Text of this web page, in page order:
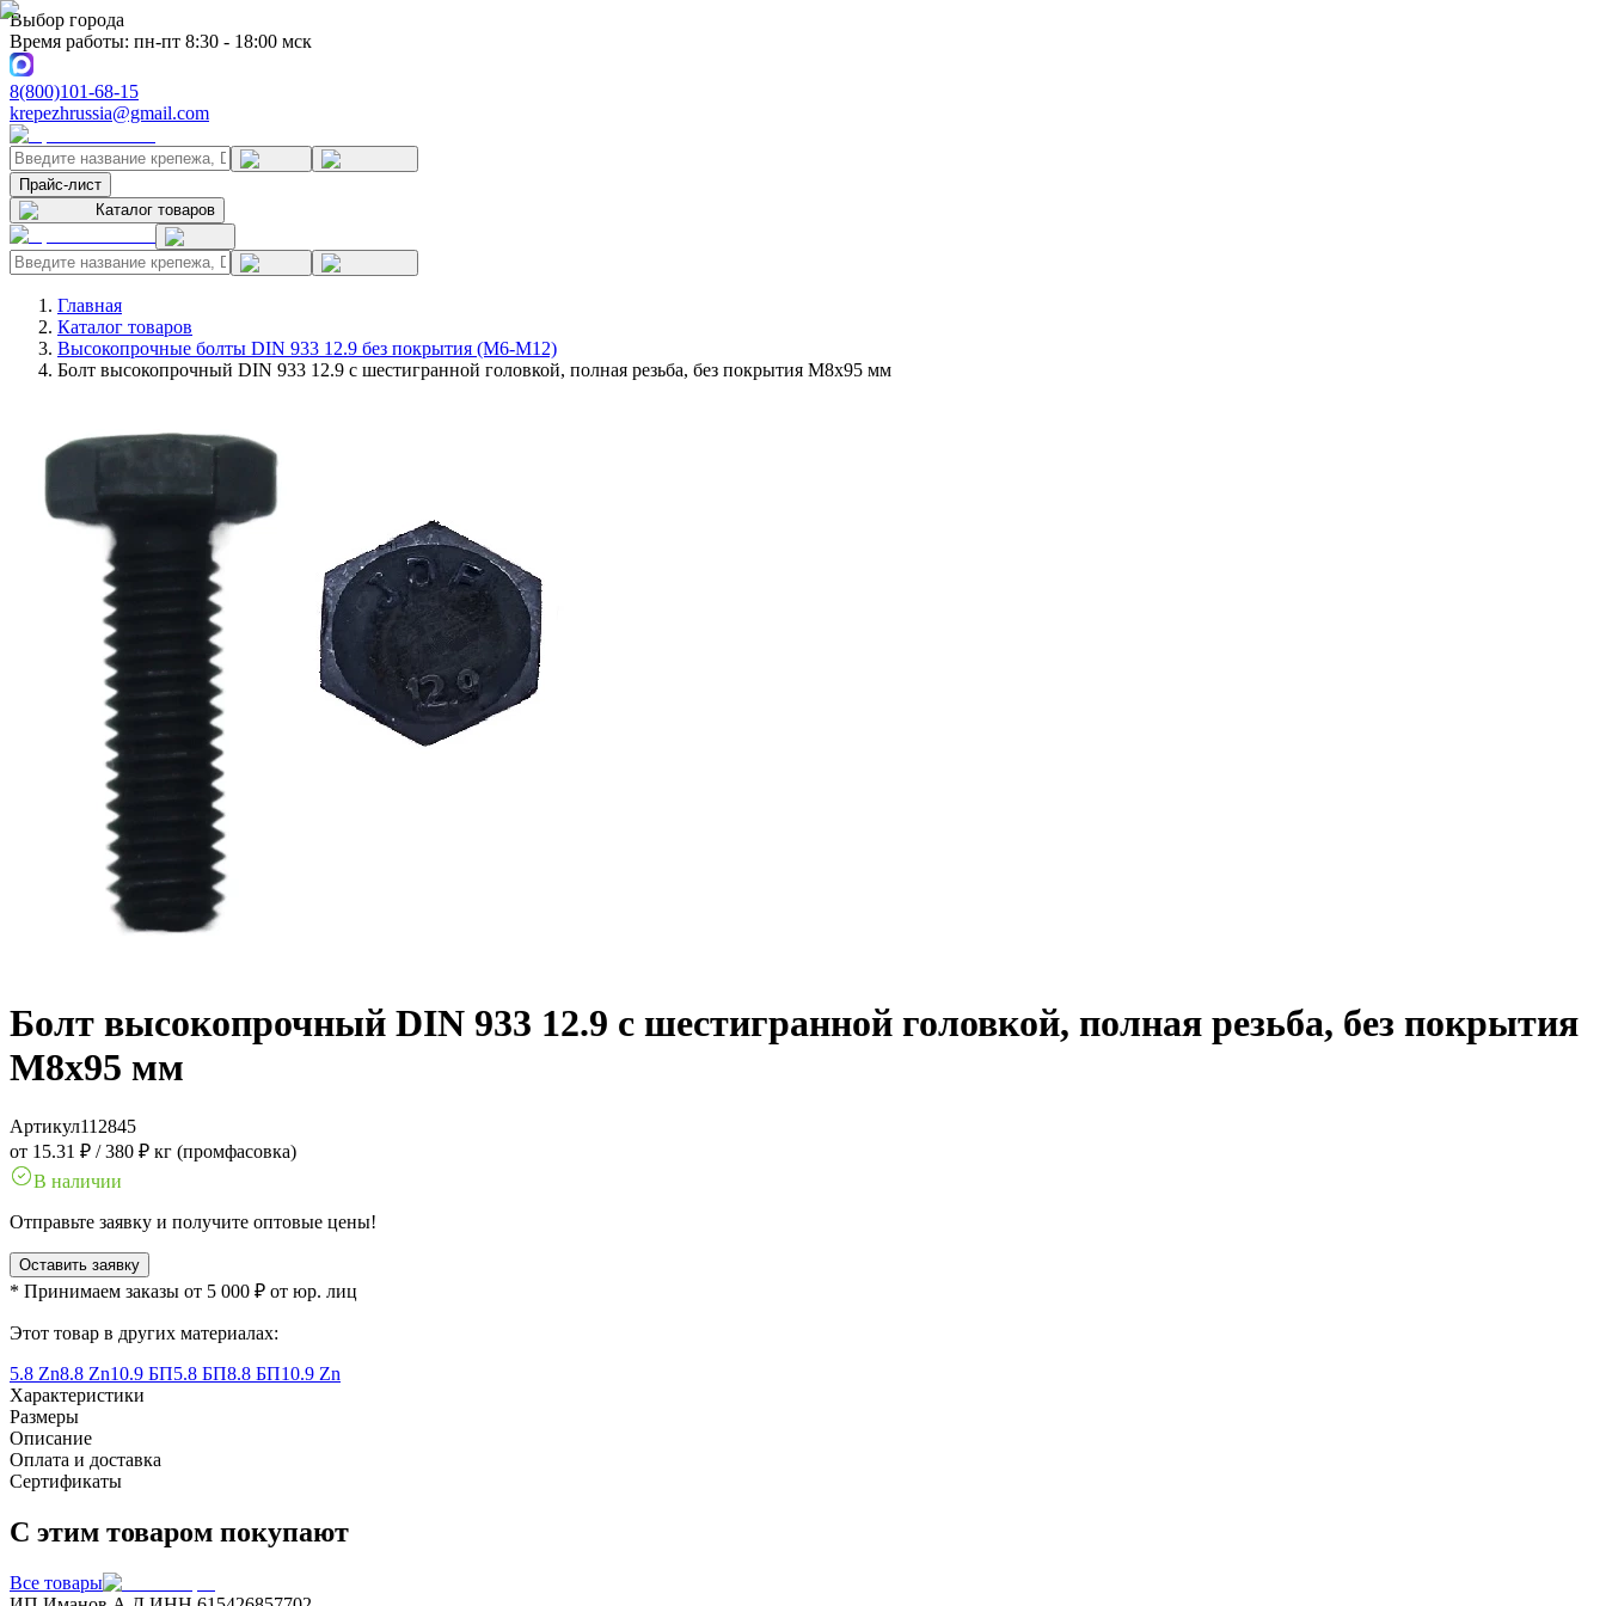
Выбор города
Время работы: пн-пт 8:30 - 18:00 мск
8(800)101-68-15
krepezhrussia@gmail.com
Прайс-лист
Каталог товаров
Главная
Каталог товаров
Высокопрочные болты DIN 933 12.9 без покрытия (M6-M12)
Болт высокопрочный DIN 933 12.9 с шестигранной головкой, полная резьба, без покрытия M8x95 мм
Болт высокопрочный DIN 933 12.9 с шестигранной головкой, полная резьба, без покрытия
M8x95 мм
Артикул112845
от 15.31 ₽ /380 ₽ кг (промфасовка)
В наличии
Отправьте заявку и получите оптовые цены!
Оставить заявку
* Принимаем заказы от 5 000 ₽ от юр. лиц
Этот товар в других материалах:
5.8 Zn8.8 Zn10.9 БП5.8 БП8.8 БП10.9 Zn
Характеристики
Размеры
Описание
Оплата и доставка
Сертификаты
С этим товаром покупают
Все товары